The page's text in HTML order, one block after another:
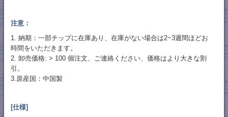
注意：
1. 納期：一部チップに在庫あり、在庫がない場合は2~3週間ほどお
時間をいただきます。
2. 卸売価格: > 100 個注文、ご連絡ください、価格はより大きな割
引。
3.原産国：中国製
[仕様]